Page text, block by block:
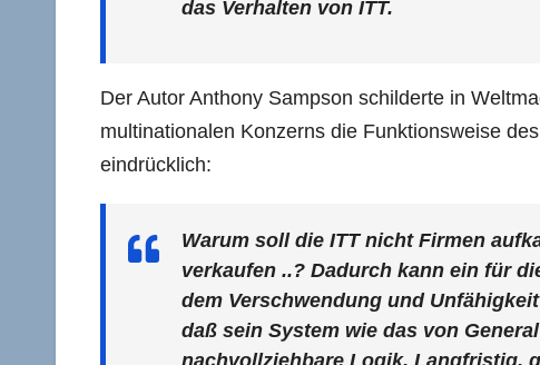
das Verhalten von ITT.
Der Autor Anthony Sampson schilderte in
multinationalen Konzerns die Funktionsweise
eindrücklich:
Warum soll die ITT nicht Firmen
verkaufen ..? Dadurch kann ein für
dem Verschwendung und
daß sein System wie das von